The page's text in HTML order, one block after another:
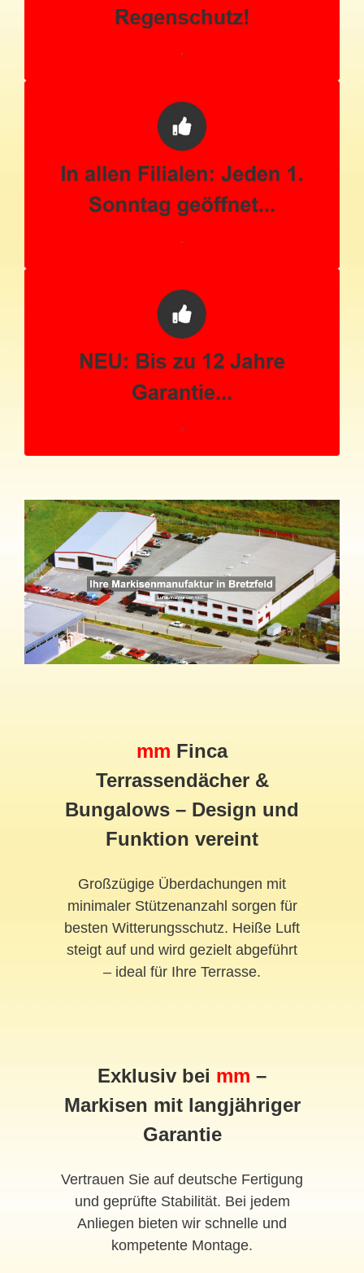
mm Finca
Terrassendächer &
Bungalows – Design und
Funktion vereint
Großzügige Überdachungen mit
minimaler Stützenanzahl sorgen für
besten Witterungsschutz. Heiße Luft
steigt auf und wird gezielt abgeführt
– ideal für Ihre Terrasse.
Exklusiv bei mm –
Markisen mit langjähriger
Garantie
Vertrauen Sie auf deutsche Fertigung
und geprüfte Stabilität. Bei jedem
Anliegen bieten wir schnelle und
kompetente Montage.